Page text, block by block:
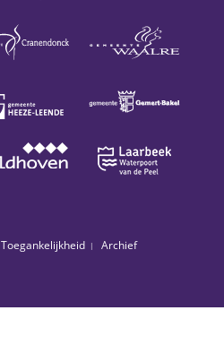
Toegankelijkheid Archief